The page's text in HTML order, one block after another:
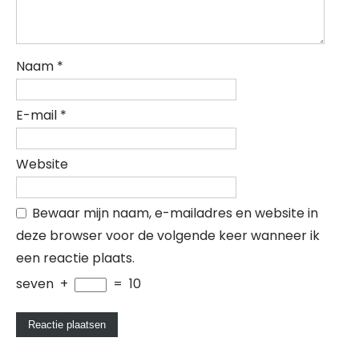
Naam *
E-mail *
Website
Bewaar mijn naam, e-mailadres en website in
deze browser voor de volgende keer wanneer ik
een reactie plaats.
seven + = 10